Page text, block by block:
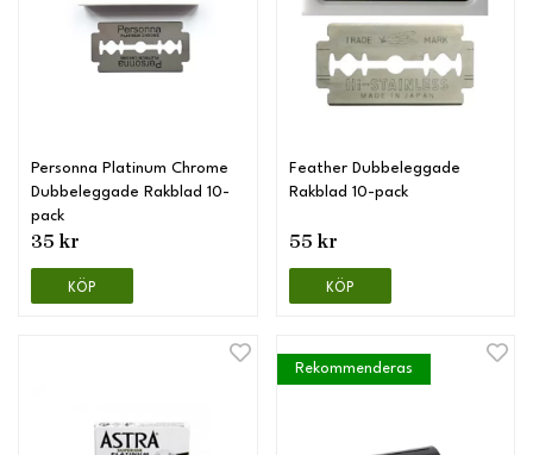
Personna Platinum Chrome
Dubbeleggade Rakblad 10-
pack
35 kr
KÖP
Feather Dubbeleggade
Rakblad 10-pack
55 kr
KÖP
Rekommenderas